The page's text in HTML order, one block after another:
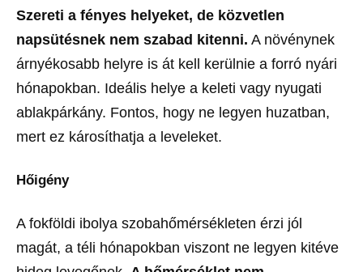
Szereti a fényes helyeket, de közvetlen
napsütésnek nem szabad kitenni. A növénynek
árnyékosabb helyre is át kell kerülnie a forró nyári
hónapokban. Ideális helye a keleti vagy nyugati
ablakpárkány. Fontos, hogy ne legyen huzatban,
mert ez károsíthatja a leveleket.
Hőigény
A fokföldi ibolya szobahőmérsékleten érzi jól
magát, a téli hónapokban viszont ne legyen kitéve